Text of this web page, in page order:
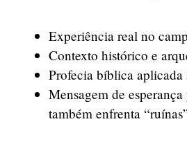
Experiência real no
Contexto histórico e
Profecia bíblica aplicada
Mensagem de
também enfrenta